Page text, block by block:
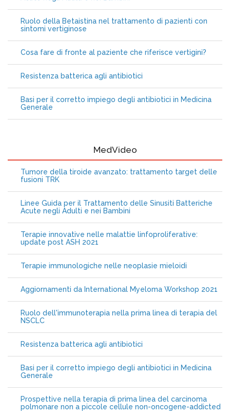
Ruolo della Betaistina nel trattamento di pazienti con
sintomi vertiginose
Cosa fare di fronte al paziente che riferisce vertigini?
Resistenza batterica agli antibiotici
Basi per il corretto impiego degli antibiotici in Medicina
Generale
MedVideo
Tumore della tiroide avanzato: trattamento target delle
fusioni TRK
Linee Guida per il Trattamento delle Sinusiti Batteriche
Acute negli Adulti e nei Bambini
Terapie innovative nelle malattie linfoproliferative:
update post ASH 2021
Terapie immunologiche nelle neoplasie mieloidi
Aggiornamenti da International Myeloma Workshop 2021
Ruolo dell'immunoterapia nella prima linea di terapia del
NSCLC
Resistenza batterica agli antibiotici
Basi per il corretto impiego degli antibiotici in Medicina
Generale
Prospettive nella terapia di prima linea del carcinoma
polmonare non a piccole cellule non-oncogene-addicted